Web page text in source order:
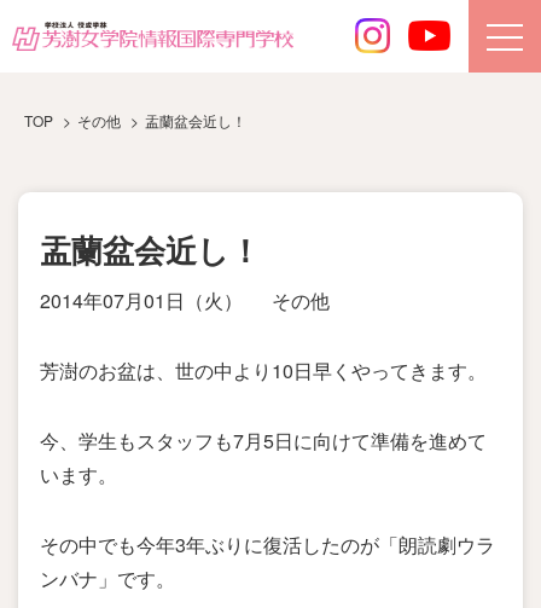
TOP その他 盂蘭盆会近し！
盂蘭盆会近し！
2014年07月01日（火） その他
芳澍のお盆は、世の中より10日早くやってきます。
今、学生もスタッフも7月5日に向けて準備を進めて
います。
その中でも今年3年ぶりに復活したのが「朗読劇ウラ
ンバナ」です。